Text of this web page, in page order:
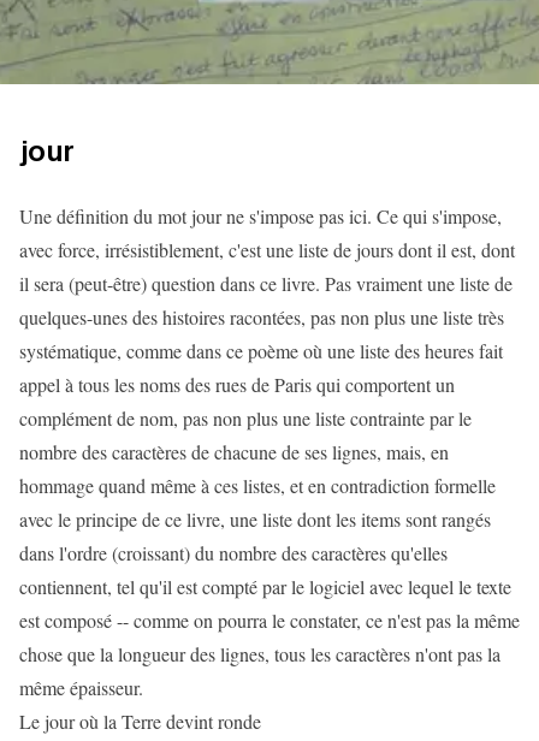
jour
Une définition du mot jour ne s'impose pas ici. Ce qui s'impose,
avec force, irrésistiblement, c'est une liste de jours dont il est, dont
il sera (peut-être) question dans ce livre. Pas vraiment une liste de
quelques-unes des histoires racontées, pas non plus une liste très
systématique, comme dans ce poème où une liste des heures fait
appel à tous les noms des rues de Paris qui comportent un
complément de nom, pas non plus une liste contrainte par le
nombre des caractères de chacune de ses lignes, mais, en
hommage quand même à ces listes, et en contradiction formelle
avec le principe de ce livre, une liste dont les items sont rangés
dans l'ordre (croissant) du nombre des caractères qu'elles
contiennent, tel qu'il est compté par le logiciel avec lequel le texte
est composé -- comme on pourra le constater, ce n'est pas la même
chose que la longueur des lignes, tous les caractères n'ont pas la
même épaisseur.
Le jour où la Terre devint ronde